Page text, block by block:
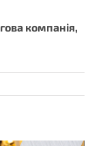
компанія,